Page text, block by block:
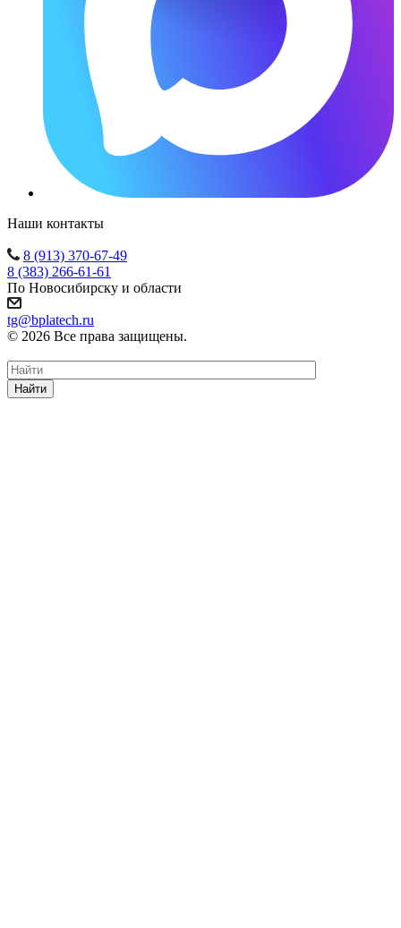
Наши контакты
8 (913) 370-67-49
8 (383) 266-61-61
По Новосибирску и области
tg@bplatech.ru
© 2026 Все права защищены.
Найти